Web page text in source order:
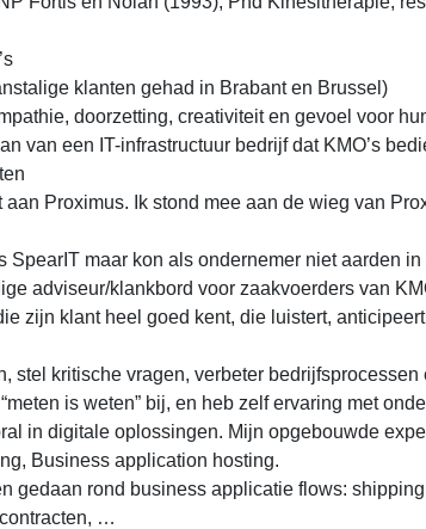
klanten gehad in Brabant en Brussel)
doorzetting, creativiteit en gevoel voor
van een IT-infrastructuur bedrijf dat KMO’s
Proximus. Ik stond mee aan de wieg van
SpearIT maar kon als ondernemer niet aarden
adviseur/klankbord voor zaakvoerders van
zijn klant heel goed kent, die luistert,
stel kritische vragen, verbeter
is weten” bij, en heb zelf ervaring met
in digitale oplossingen. Mijn opgebouwde
Business application hosting.
gedaan rond business applicatie flows:
…